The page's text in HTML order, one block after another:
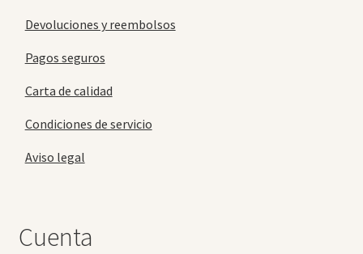
Devoluciones y reembolsos
Pagos seguros
Carta de calidad
Condiciones de servicio
Aviso legal
Cuenta